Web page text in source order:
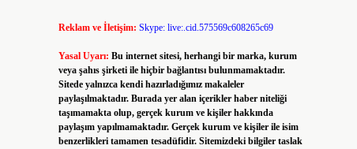
Reklam ve İletişim: Skype: live:.cid.575569c608265c69
Yasal Uyarı: Bu internet sitesi, herhangi bir marka, kurum
veya şahıs şirketi ile hiçbir bağlantısı bulunmamaktadır.
Sitede yalnızca kendi hazırladığımız makaleler
paylaşılmaktadır. Burada yer alan içerikler haber niteliği
taşımamakta olup, gerçek kurum ve kişiler hakkında
paylaşım yapılmamaktadır. Gerçek kurum ve kişiler ile isim
benzerlikleri tamamen tesadüfidir. Sitemizdeki bilgiler taslak